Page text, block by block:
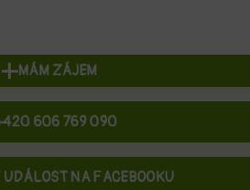
MÁM ZÁJEM
606 769 090
NA FACEBOOKU